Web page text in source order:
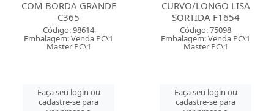
COM BORDA GRANDE
C365
Código: 98614
Embalagem: Venda PC\1
Master PC\1
Faça seu login ou
cadastre-se para
CURVO/LONGO LISA
SORTIDA F1654
Código: 75098
Embalagem: Venda PC\1
Master PC\1
Faça seu login ou
cadastre-se para